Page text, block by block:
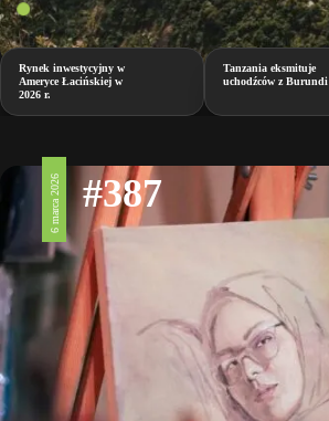
Rynek inwestycyjny w
Ameryce Łacińskiej w
2026 r.
Tanzania eksmituje
uchodźców z Burundi
6 marca 2026 #387